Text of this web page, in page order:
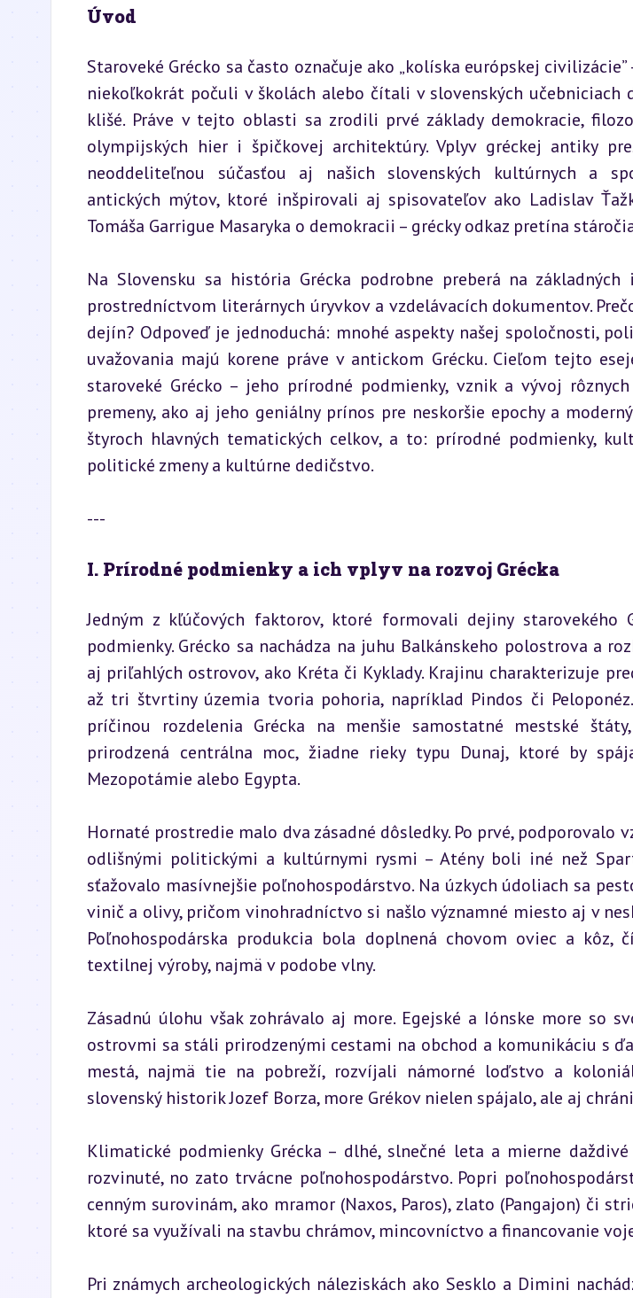
Úvod
Staroveké Grécko sa často označuje ako „kolíska európskej
niekoľkokrát počuli v školách alebo čítali v slovenských učebniciach
klišé. Práve v tejto oblasti sa zrodili prvé základy demokracie,
olympijských hier i špičkovej architektúry. Vplyv gréckej antiky
neoddeliteľnou súčasťou aj našich slovenských kultúrnych a
antických mýtov, ktoré inšpirovali aj spisovateľov ako Ladislav
Tomáša Garrigue Masaryka o demokracii – grécky odkaz pretína
Na Slovensku sa história Grécka podrobne preberá na
prostredníctvom literárnych úryvkov a vzdelávacích dokumentov.
dejín? Odpoveď je jednoduchá: mnohé aspekty našej spoločnosti,
uvažovania majú korene práve v antickom Grécku. Cieľom tejto
staroveké Grécko – jeho prírodné podmienky, vznik a vývoj
premeny, ako aj jeho geniálny prínos pre neskoršie epochy a
štyroch hlavných tematických celkov, a to: prírodné podmienky,
politické zmeny a kultúrne dedičstvo.
---
I. Prírodné podmienky a ich vplyv na rozvoj Grécka
Jedným z kľúčových faktorov, ktoré formovali dejiny starovekého
podmienky. Grécko sa nachádza na juhu Balkánskeho polostrova a
aj priľahlých ostrovov, ako Kréta či Kyklady. Krajinu charakterizuje
až tri štvrtiny územia tvoria pohoria, napríklad Pindos či
príčinou rozdelenia Grécka na menšie samostatné mestské
prirodzená centrálna moc, žiadne rieky typu Dunaj, ktoré by
Mezopotámie alebo Egypta.
Hornaté prostredie malo dva zásadné dôsledky. Po prvé, podporovalo
odlišnými politickými a kultúrnymi rysmi – Atény boli iné než
sťažovalo masívnejšie poľnohospodárstvo. Na úzkych údoliach sa
vinič a olivy, pričom vinohradníctvo si našlo významné miesto aj v
Poľnohospodárska produkcia bola doplnená chovom oviec a kôz,
textilnej výroby, najmä v podobe vlny.
Zásadnú úlohu však zohrávalo aj more. Egejské a Iónske more so
ostrovmi sa stáli prirodzenými cestami na obchod a komunikáciu s
mestá, najmä tie na pobreží, rozvíjali námorné loďstvo a
slovenský historik Jozef Borza, more Grékov nielen spájalo, ale aj
Klimatické podmienky Grécka – dlhé, slnečné leta a mierne
rozvinuté, no zato trvácne poľnohospodárstvo. Popri
cenným surovinám, ako mramor (Naxos, Paros), zlato (Pangajon) či
ktoré sa využívali na stavbu chrámov, mincovníctvo a financovanie
Pri známych archeologických náleziskách ako Sesklo a Dimini